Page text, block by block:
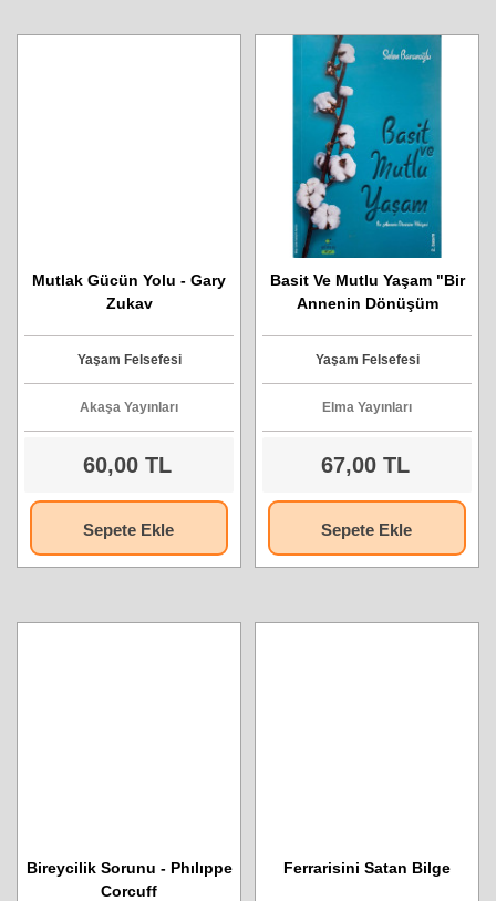
Mutlak Gücün Yolu - Gary
Zukav
Yaşam Felsefesi
Akaşa Yayınları
60,00 TL
Sepete Ekle
Basit Ve Mutlu Yaşam "Bir
Annenin Dönüşüm
Yaşam Felsefesi
Elma Yayınları
67,00 TL
Sepete Ekle
Bireycilik Sorunu - Phılıppe
Corcuff
Ferrarisini Satan Bilge